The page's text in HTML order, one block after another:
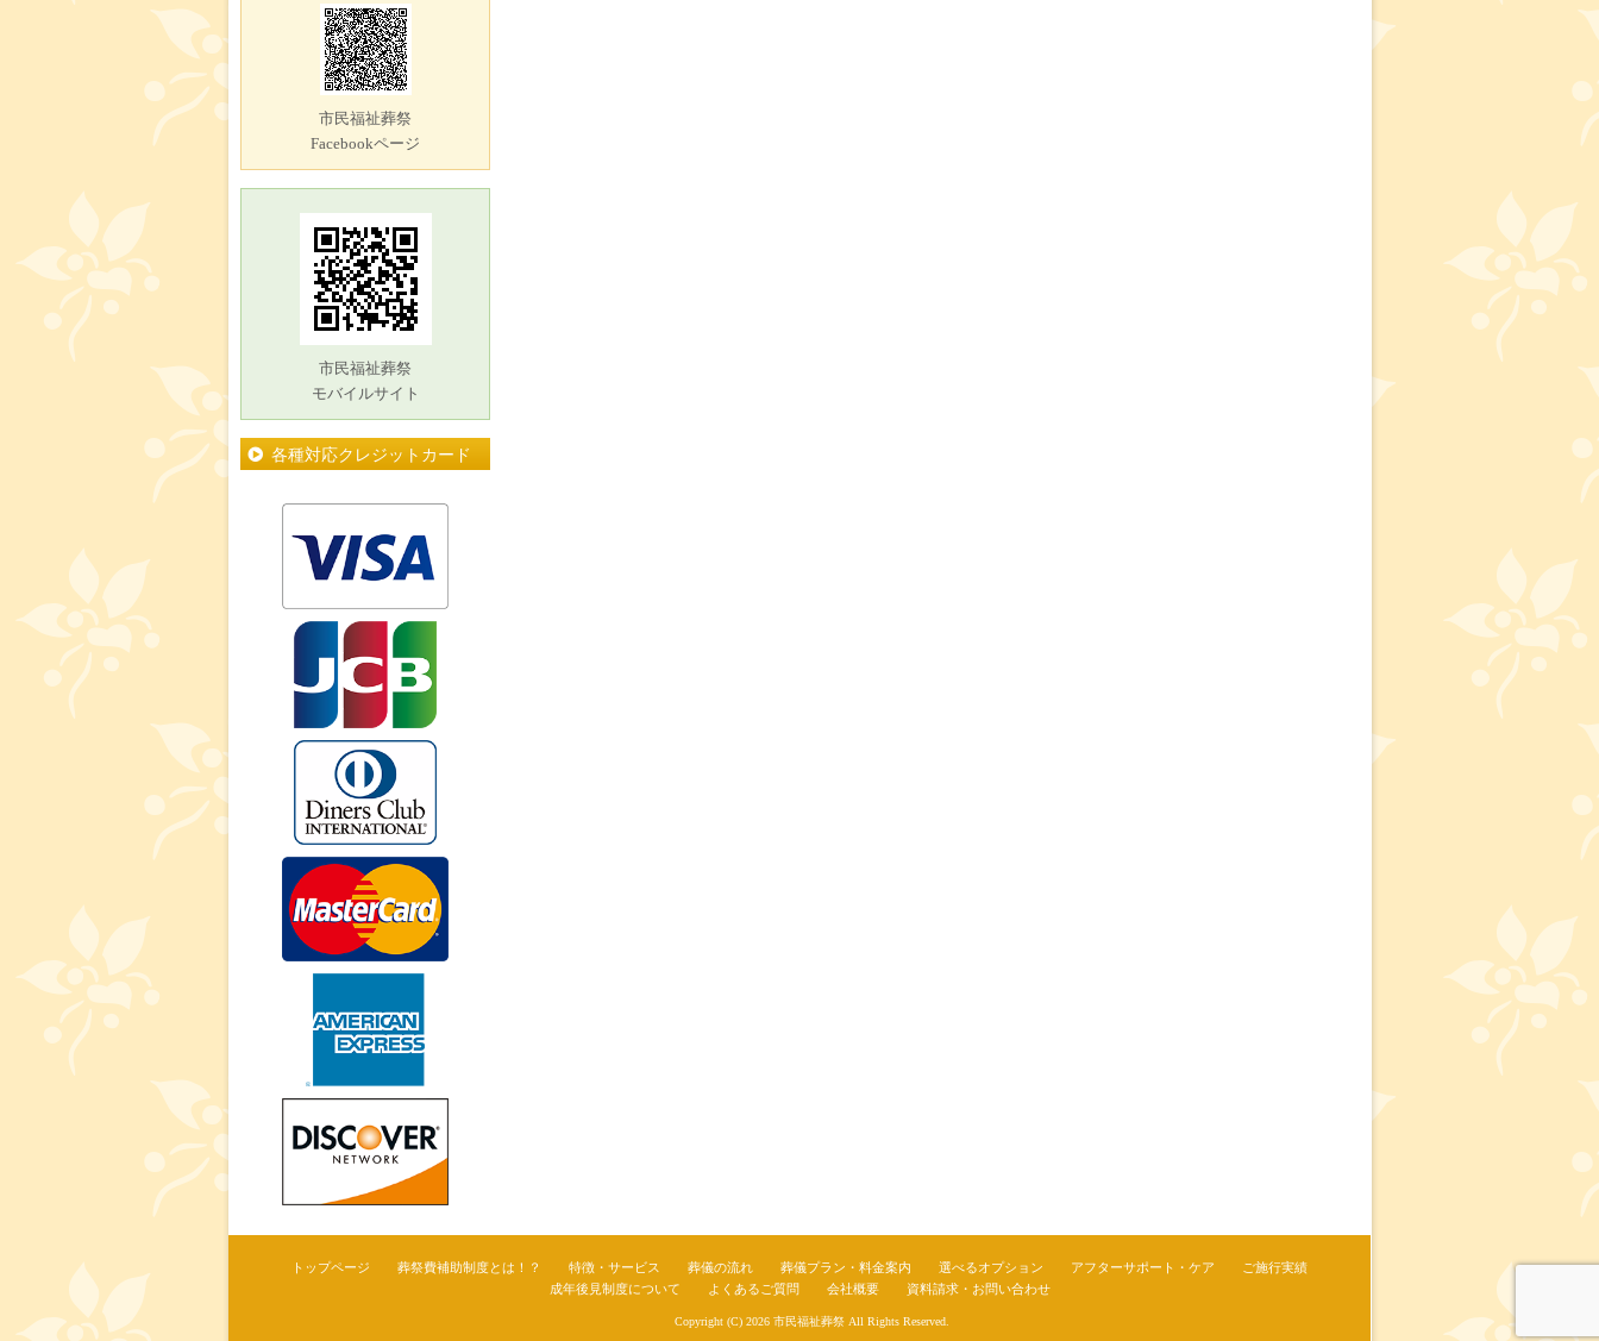
市民福祉葬祭
Facebookページ
市民福祉葬祭
モバイルサイト
各種対応クレジットカード
トップページ 葬祭費補助制度とは！？ 特徴・サービス 葬儀の流れ 葬儀プラン・料金案内 選べるオプション アフターサポート・ケア
ご施行実績
成年後見制度について
よくあるご質問 会社概要 資料請求・お問い合わせ
Copyright (C) 2026 市民福祉葬祭All Rights Reserved.